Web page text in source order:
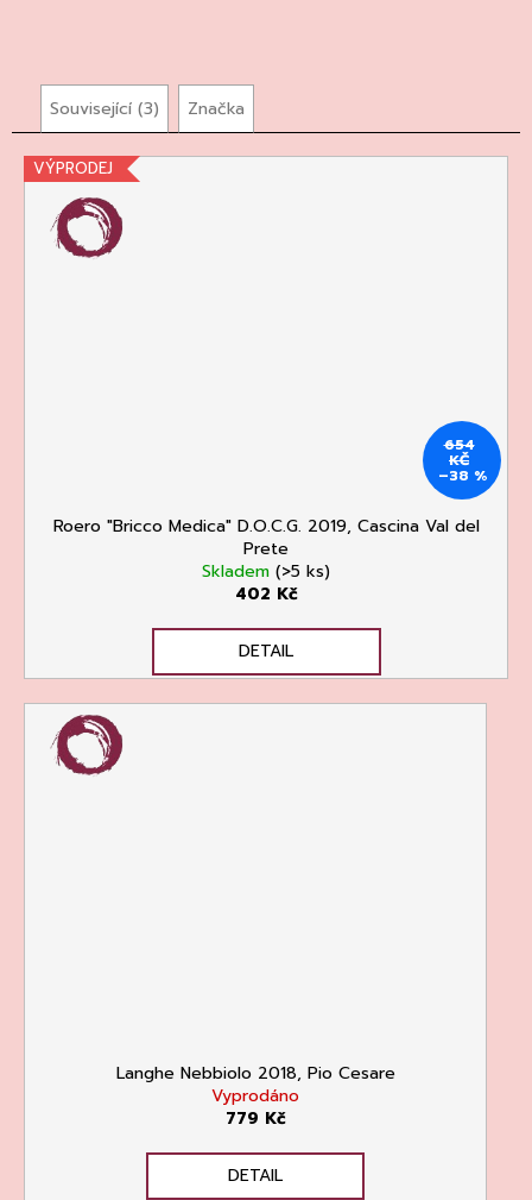
Související (3) Značka
VÝPRODEJ
654
KČ
–38 %
Roero "Bricco Medica" D.O.C.G. 2019, Cascina Val del
Prete
Skladem (>5 ks)
402 Kč
DETAIL
Langhe Nebbiolo 2018, Pio Cesare
Vyprodáno
779 Kč
DETAIL